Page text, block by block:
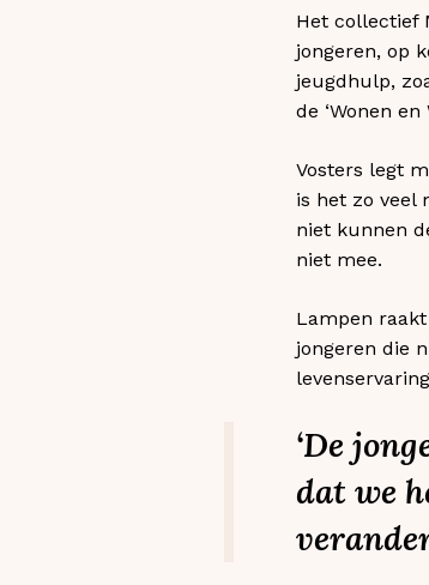
Het collectief
jongeren, op
jeugdhulp,
de ‘Wonen
Vosters legt
is het zo veel
niet kunnen
niet mee.
Lampen
jongeren die
‘De
dat we